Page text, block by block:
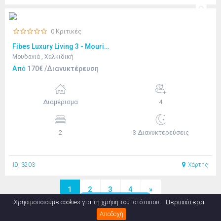
Χρησιμοποιούμε cookies για τη χρήση του ιστότοπου.
Περισσότερα
Αποδοχή
0 Κριτικές
Fibes Luxury Living 3 - Mouries Halkidiki
Μουδανιά , Χαλκιδική
Από 170€ /Διανυκτέρευση
Διαμέρισμα 4
2 3 Διανυκτερεύσεις
ID: 3203 Χάρτης
1 2 3 4 »
Map Filters